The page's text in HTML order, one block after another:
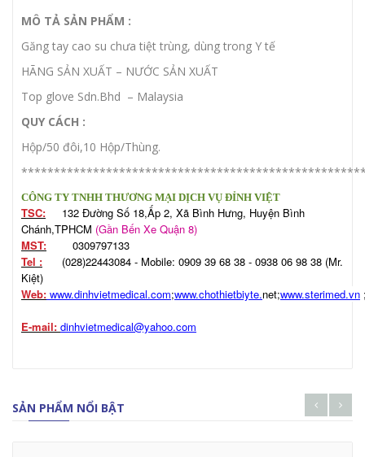
MÔ TẢ SẢN PHẨM :
Găng tay cao su chưa tiệt trùng, dùng trong Y tế
HÃNG SẢN XUẤT – NƯỚC SẢN XUẤT
Top glove Sdn.Bhd – Malaysia
QUY CÁCH :
Hộp/50 đôi,10 Hộp/Thùng.
CÔNG TY TNHH THƯƠNG MẠI DỊCH VỤ ĐỈNH VIỆT
TSC: 132 Đường Số 18,Ấp 2, Xã Bình Hưng, Huyện Bình
Chánh,TPHCM (Gần Bến Xe Quận 8)
MST: 0309797133
Tel : (028)22443084 - Mobile: 0909 39 68 38 - 0938 06 98 38 (Mr.
Kiệt)
Web: www.dinhvietmedical.com;www.chothietbiyte.net;www.sterimed.vn
E-mail: dinhvietmedical@yahoo.com
SẢN PHẨM NỔI BẬT